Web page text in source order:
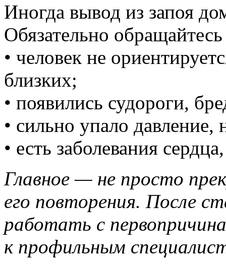
Иногда вывод из запоя
Обязательно
• человек не
близких;
• появились судороги,
• сильно упало
• есть заболевания
Главное — не просто
его повторения. После
работать с
к профильным